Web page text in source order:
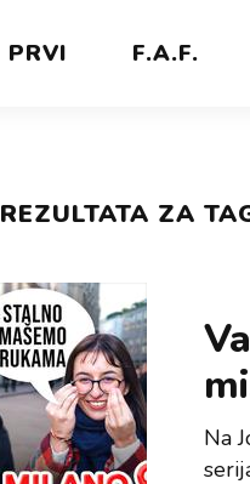
PRVI F.A.F.
REZULTATA ZA
Na